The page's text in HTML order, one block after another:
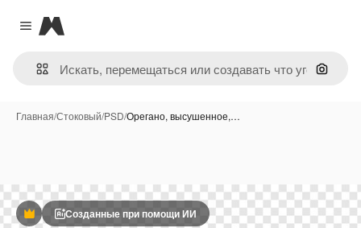
Close menu
Magnific
Поиск
Главная/Стоковый/PSD/Орегано, высушенное,…
ПремиумСозданные при помощи ИИ